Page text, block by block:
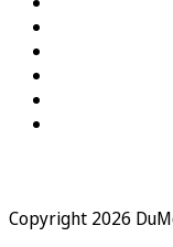
Copyright 2026